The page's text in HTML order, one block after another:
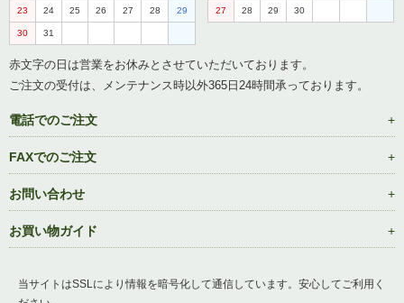
23 24 25 26 27 28 29
30 31
27 28 29 30
赤文字の日は営業をお休みとさせていただいております。
ご注文の受付は、メンテナンス時以外365日24時間承っております。
電話でのご注文
FAXでのご注文
お問い合わせ
お買い物ガイド
当サイトはSSLにより情報を暗号化して通信しています。安心してご利用く